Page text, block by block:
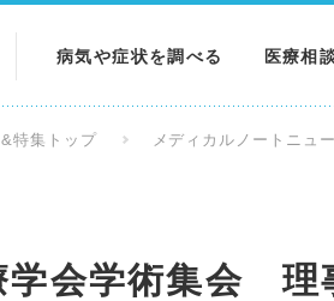
病気や症状を調べる 医療相
特集トップ メディカルノートニュ
学会学術集会 理